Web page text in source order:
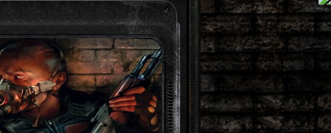
просто прогулка, охота, работа в конце концов.